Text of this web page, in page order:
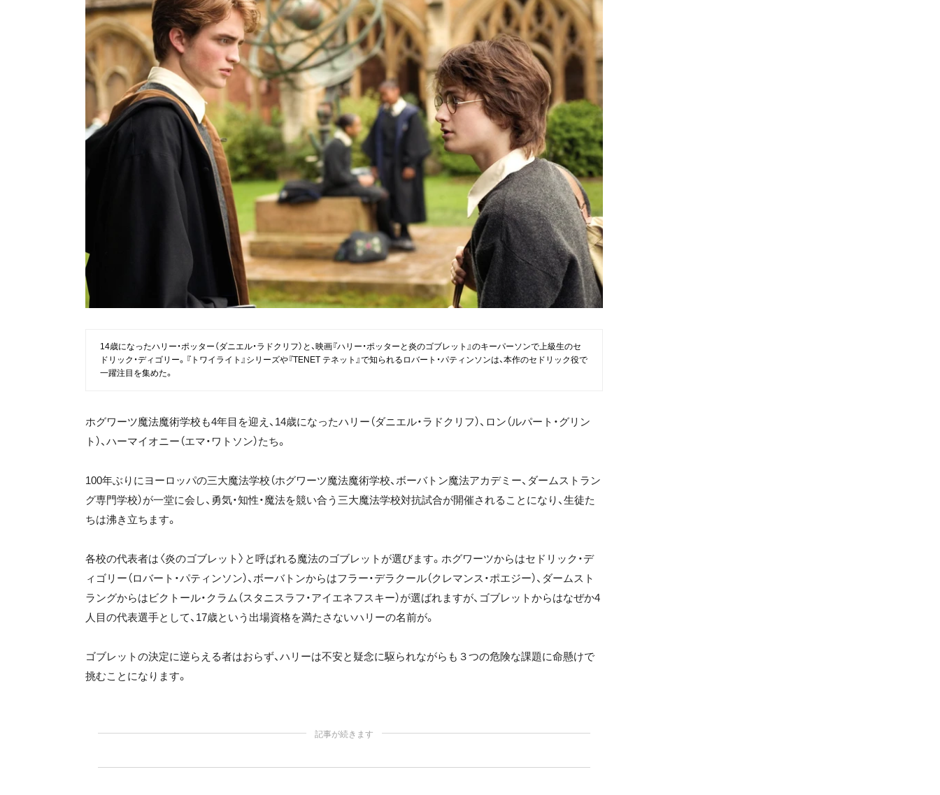
14歳になったハリー・ポッター（ダニエル・ラドクリフ）と、映画『ハリー・ポッターと炎のゴブレット』のキーパーソンで上級生のセ
ドリック・ディゴリー。『トワイライト』シリーズや『TENET テネット』で知られるロバート・パティンソンは、本作のセドリック役で
一躍注目を集めた。
ホグワーツ魔法魔術学校も4年目を迎え、14歳になったハリー（ダニエル・ラドクリフ）、ロン（ルパート・グリン
ト）、ハーマイオニー（エマ・ワトソン）たち。
100年ぶりにヨーロッパの三大魔法学校（ホグワーツ魔法魔術学校、ボーバトン魔法アカデミー、ダームストラン
グ専門学校）が一堂に会し、勇気・知性・魔法を競い合う三大魔法学校対抗試合が開催されることになり、生徒た
ちは沸き立ちます。
各校の代表者は〈炎のゴブレット〉と呼ばれる魔法のゴブレットが選びます。ホグワーツからはセドリック・デ
ィゴリー（ロバート・パティンソン）、ボーバトンからはフラー・デラクール（クレマンス・ポエジー）、ダームスト
ラングからはビクトール・クラム（スタニスラフ・アイエネフスキー）が選ばれますが、ゴブレットからはなぜか4
人目の代表選手として、17歳という出場資格を満たさないハリーの名前が。
ゴブレットの決定に逆らえる者はおらず、ハリーは不安と疑念に駆られながらも３つの危険な課題に命懸けで
挑むことになります。
記事が続きます